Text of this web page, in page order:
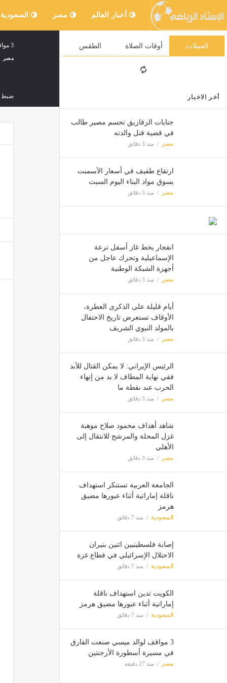
أخبار العالم مصر السعودية
العملات أوقات الصلاة الطقس
أخر الاخبار
جنايات الزقازيق تحسم مصير طالب
في قضية قتل والدته
مصر منذ 3 دقائق
ارتفاع طفيف في أسعار الأسمنت
بسوق مواد البناء اليوم السبت
مصر منذ 3 دقائق
انفجار بخط غاز أسفل ترعة
الإسماعيلية وتحرك عاجل من
أجهزة الشبكة الوطنية
مصر منذ 3 دقائق
أيام قليلة على الذكرى العطرة،
الأوقاف تستعرض تاريخ الاحتفال
بالمولد النبوي الشريف
مصر منذ 3 دقائق
الرئيس الإيراني: لا يمكن القتال للأبد
ففي نهاية المطاف لا بد من إنهاء
الحرب عند نقطة ما
مصر منذ 3 دقائق
شاهد أهداف محمود صلاح موهبة
غزل المحلة والمرشح للانتقال إلى
الأهلي
مصر منذ 3 دقائق
الجامعة العربية تستنكر استهداف
ناقلة إماراتية أثناء عبورها مضيق
هرمز
السعودية منذ 7 دقائق
إصابة فلسطينيين اثنين بنيران
الاحتلال الإسرائيلي في قطاع غزة
السعودية منذ 7 دقائق
الكويت تدين استهداف ناقلة
إماراتية أثناء عبورها مضيق هرمز
السعودية منذ 7 دقائق
3 مواقف لوالد ميسي صنعت الفارق
في مسيرة أسطورة الأرجنتين
مصر منذ 27 دقيقة
3 مواقف لوالد ميسي صنعت الفارق في مسيرة أسطورة الأرجنتين
مصر
ضبط أسرة من 4 أشخاص بالغربية
ريز